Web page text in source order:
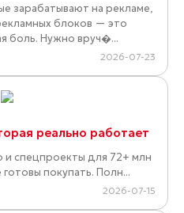
зарабатывают на рекламе,
блоков — это
боль. Нужно вруч�...
2026-07-23
реально работает
и спецпроекты для 72+ млн
покупать. Полн...
2026-07-15